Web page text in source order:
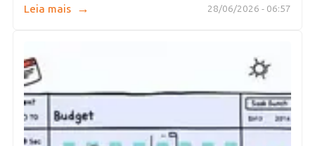
28/06/2026 - 06:57
Leia mais →